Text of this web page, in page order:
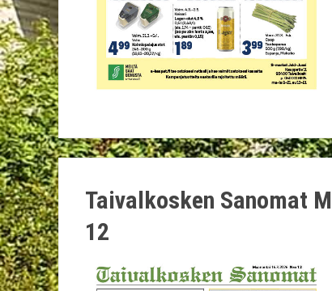
Taivalkosken Sanomat
12